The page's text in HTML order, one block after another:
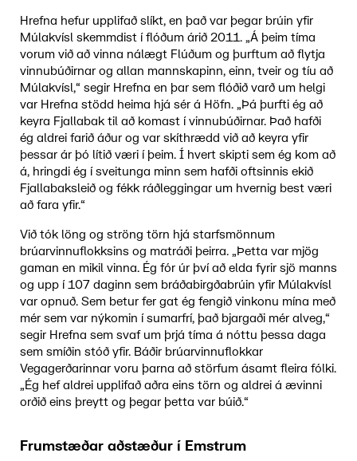
Hrefna hefur upplifað slíkt, en það var þegar brúin yfir
Múlakvísl skemmdist í flóðum árið 2011. „Á þeim tíma
vorum við að vinna nálægt Flúðum og þurftum að flytja
vinnubúðirnar og allan mannskapinn, einn, tveir og tíu að
Múlakvísl,“ segir Hrefna en þar sem flóðið varð um helgi
var Hrefna stödd heima hjá sér á Höfn. „Þá þurfti ég að
keyra Fjallabak til að komast í vinnubúðirnar. Það hafði
ég aldrei farið áður og var skíthrædd við að keyra yfir
þessar ár þó lítið væri í þeim. Í hvert skipti sem ég kom að
á, hringdi ég í sveitunga minn sem hafði oftsinnis ekið
Fjallabaksleið og fékk ráðleggingar um hvernig best væri
að fara yfir.“
Við tók löng og ströng törn hjá starfsmönnum
brúarvinnuflokksins og matráði þeirra. „Þetta var mjög
gaman en mikil vinna. Ég fór úr því að elda fyrir sjö manns
og upp í 107 daginn sem bráðabirgðabrúin yfir Múlakvísl
var opnuð. Sem betur fer gat ég fengið vinkonu mína með
mér sem var nýkomin í sumarfrí, það bjargaði mér alveg,“
segir Hrefna sem svaf um þrjá tíma á nóttu þessa daga
sem smíðin stóð yfir. Báðir brúarvinnuflokkar
Vegagerðarinnar voru þarna að störfum ásamt fleira fólki.
„Ég hef aldrei upplifað aðra eins törn og aldrei á ævinni
orðið eins þreytt og þegar þetta var búið.“
Frumstæðar aðstæður í Emstrum